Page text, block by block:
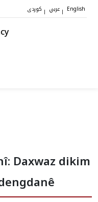
| | English
Daxwaz dikim